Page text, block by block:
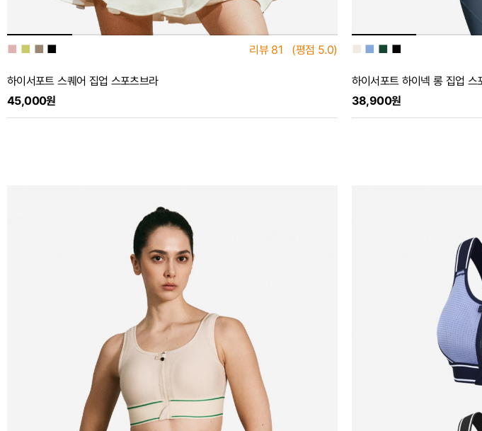
■ ■ ■ ■ 리뷰 81 (평점 5.0)
하이서포트 스퀘어 집업 스포츠브라
45,000원
■ ■ ■ ■
하이서포트 하이넥 롱 집업 스
38,900원